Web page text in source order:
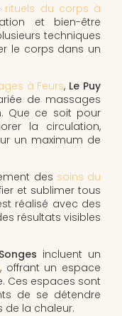
rituels du corps à
et bien-être
techniques
le corps dans un
à Feurs, Le Puy
de massages
Que ce soit pour
la circulation,
un maximum de
des soins du
et sublimer tous
réalisé avec des
résultats visibles
incluent un
, offrant un espace
Ces espaces sont
de se détendre
de la chaleur.